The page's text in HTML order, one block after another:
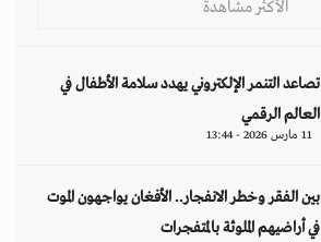
الأكثر مشاهدة
تصاعد التنمر الإلكتروني يهدد سلامة الأطفال في
العالم الرقمي
11 مارس 2026 - 13:44
بين الفقر وخطر الانفجار.. الأفغان يواجهون الموت
في أراضيهم الملوثة بالمتفجرات